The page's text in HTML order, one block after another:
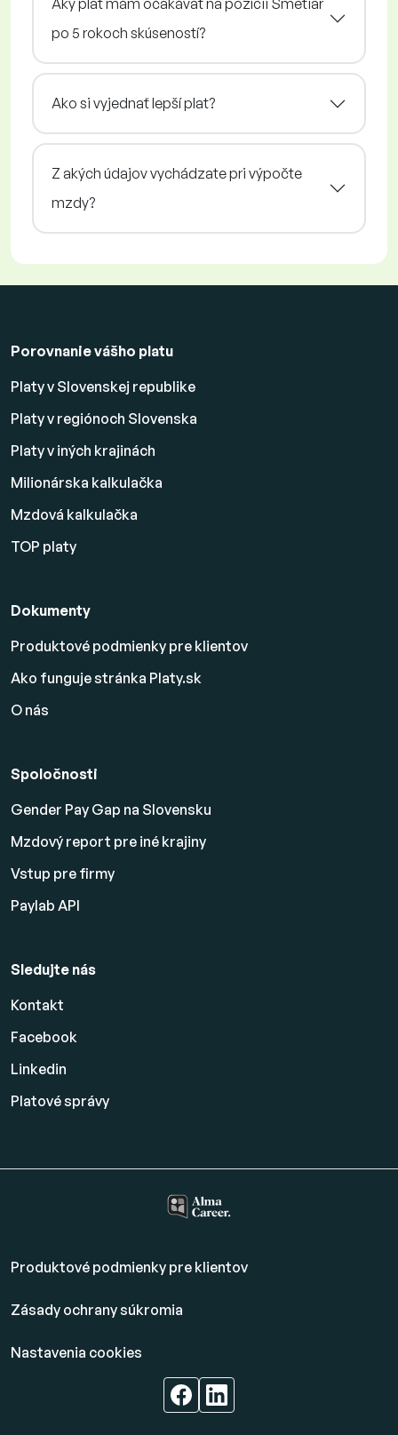
Aký plat mám očakávať na pozícii Smetiar
po 5 rokoch skúseností?
Ako si vyjednať lepší plat?
Z akých údajov vychádzate pri výpočte
mzdy?
Porovnanie vášho platu
Platy v Slovenskej republike
Platy v regiónoch Slovenska
Platy v iných krajinách
Milionárska kalkulačka
Mzdová kalkulačka
TOP platy
Dokumenty
Produktové podmienky pre klientov
Ako funguje stránka Platy.sk
O nás
Spoločnosti
Gender Pay Gap na Slovensku
Mzdový report pre iné krajiny
Vstup pre firmy
Paylab API
Sledujte nás
Kontakt
Facebook
Linkedin
Platovésprávy
Produktové podmienky pre klientov
Zásady ochrany súkromia
Nastavenia cookies